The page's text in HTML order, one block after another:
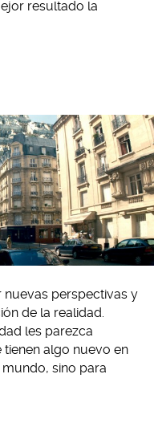
resultado la
perspectivas y
de la realidad.
les parezca
algo nuevo en
sino para